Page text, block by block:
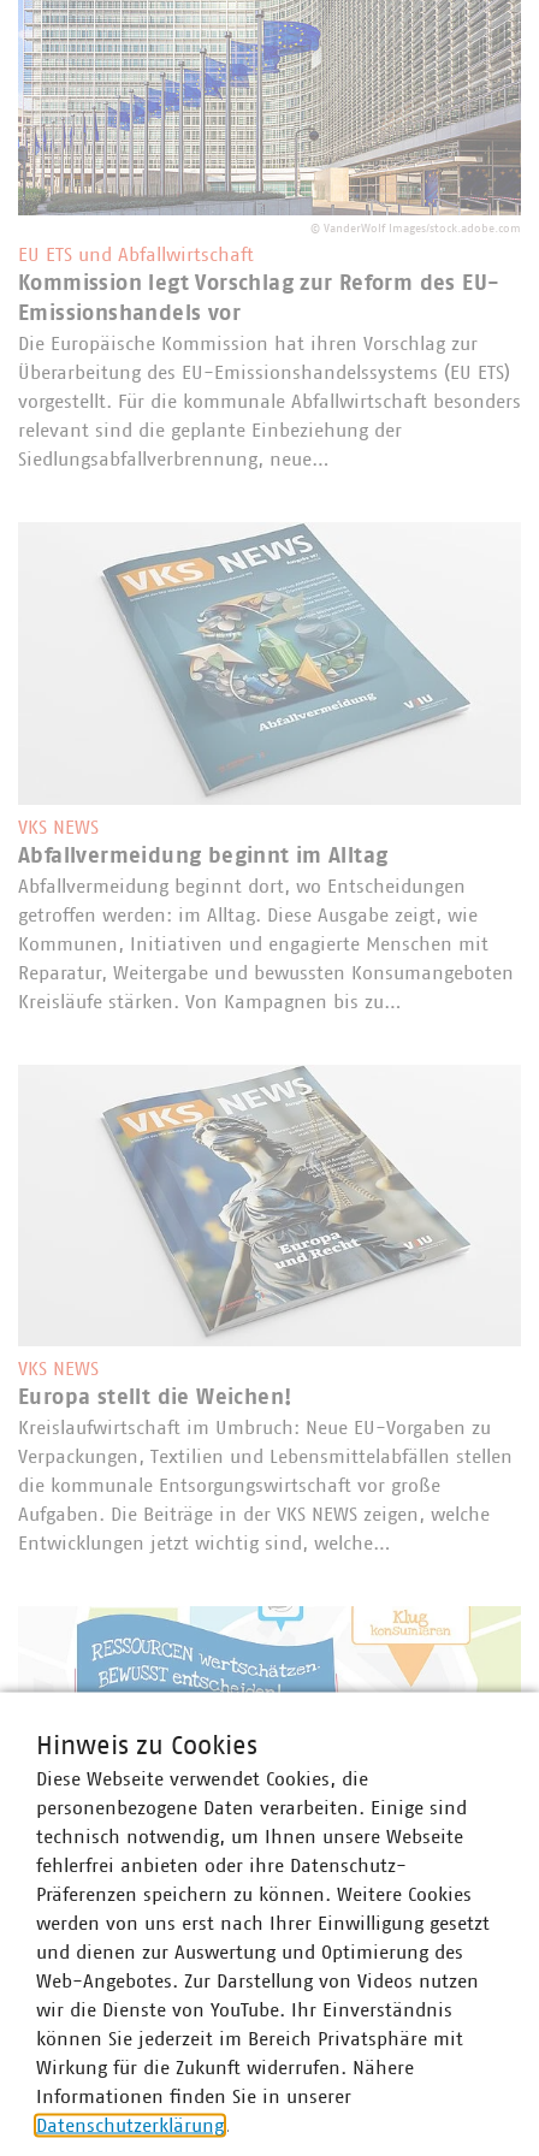
© VanderWolf Images/stock.adobe.com
EU ETS und Abfallwirtschaft
Kommission legt Vorschlag zur Reform des EU-
Emissionshandels vor
Die Europäische Kommission hat ihren Vorschlag zur
Überarbeitung des EU-Emissionshandelssystems (EU ETS)
vorgestellt. Für die kommunale Abfallwirtschaft besonders
relevant sind die geplante Einbeziehung der
Siedlungsabfallverbrennung, neue…
VKS NEWS
Abfallvermeidung beginnt im Alltag
Abfallvermeidung beginnt dort, wo Entscheidungen
getroffen werden: im Alltag. Diese Ausgabe zeigt, wie
Kommunen, Initiativen und engagierte Menschen mit
Reparatur, Weitergabe und bewussten Konsumangeboten
Kreisläufe stärken. Von Kampagnen bis zu…
VKS NEWS
Europa stellt die Weichen!
Kreislaufwirtschaft im Umbruch: Neue EU-Vorgaben zu
Verpackungen, Textilien und Lebensmittelabfällen stellen
die kommunale Entsorgungswirtschaft vor große
Aufgaben. Die Beiträge in der VKS NEWS zeigen, welche
Entwicklungen jetzt wichtig sind, welche…
EWAV-Motto 2026
Abfallvermeidungswoche 2026:
Ressourcenschonung im Fokus
Bei der Europäischen Woche der Abfallvermeidung (EWAV)
2026 dreht sich vom 21. bis 29. November alles um
Ressourcenschonung durch Abfallvermeidung. Das Motto
lautet konkret „Ressourcen wertschätzen. Bewusst
entscheiden!“
Hinweis zu Cookies
Diese Webseite verwendet Cookies, die
personenbezogene Daten verarbeiten. Einige sind
technisch notwendig, um Ihnen unsere Webseite
fehlerfrei anbieten oder ihre Datenschutz-
Präferenzen speichern zu können. Weitere Cookies
werden von uns erst nach Ihrer Einwilligung gesetzt
und dienen zur Auswertung und Optimierung des
Web-Angebotes. Zur Darstellung von Videos nutzen
wir die Dienste von YouTube. Ihr Einverständnis
können Sie jederzeit im Bereich Privatsphäre mit
Wirkung für die Zukunft widerrufen. Nähere
Informationen finden Sie in unserer
Datenschutzerklärung